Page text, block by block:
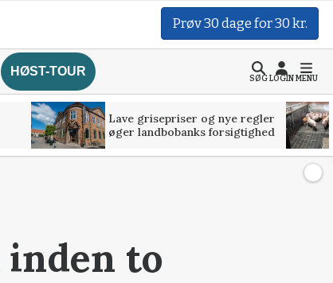
Prøv 30 dage for 30 kr.
HØST-TOUR
SØGLOGINMENU
Lave grisepriser og nye regler
øger landbobanks forsigtighed
inden to